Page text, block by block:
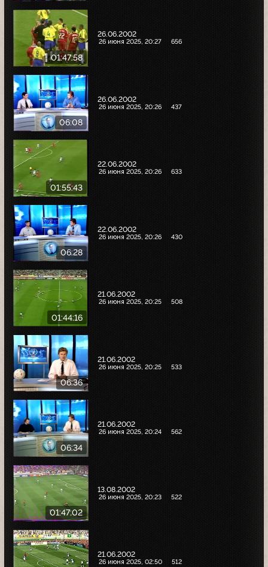
01:47:58
26.06.2002
26 июня 2025, 20:27 656
06:08
26.06.2002
26 июня 2025, 20:26 437
01:55:43
22.06.2002
26 июня 2025, 20:26 633
06:28
22.06.2002
26 июня 2025, 20:26 430
01:44:16
21.06.2002
26 июня 2025, 20:25 508
06:36
21.06.2002
26 июня 2025, 20:25 533
06:34
21.06.2002
26 июня 2025, 20:24 562
01:47:02
13.08.2002
26 июня 2025, 20:23 522
21.06.2002
26 июня 2025, 02:50 512